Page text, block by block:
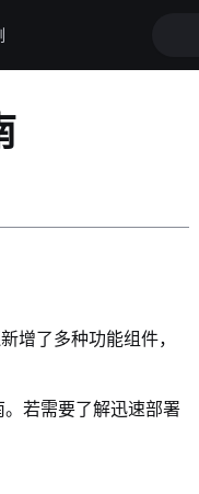
增了多种功能组件，
若需要了解迅速部署